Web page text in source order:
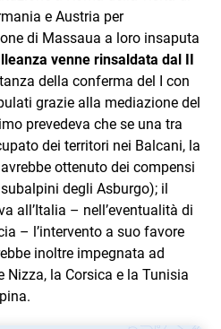
e Austria per
di Massaua a loro insaputa
venne rinsaldata dal II
della conferma del I con
grazie alla mediazione del
prevedeva che se una tra
dei territori nei Balcani, la
ottenuto dei compensi
degli Asburgo); il
all’Italia – nell’eventualità di
– l’intervento a suo favore
inoltre impegnata ad
Nizza, la Corsica e la Tunisia